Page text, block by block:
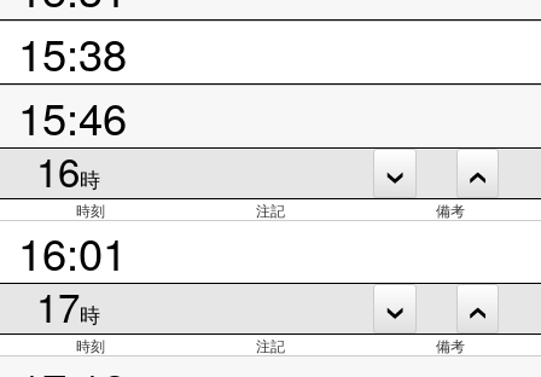
15:38
15:46
16時
時刻 注記 備考
16:01
17時
時刻 注記 備考